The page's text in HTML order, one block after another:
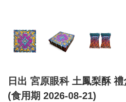
日出 宮原眼科 土鳳梨酥
(食用期 2026-08-21)